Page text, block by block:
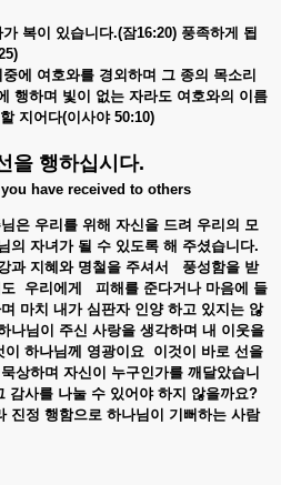
가 복이 있습니다.(잠16:20) 풍족하게 됩
에 여호와를 경외하며 그 종의 목소리
행하며 빛이 없는 자라도 여호와의 이름
지어다(이사야 50:10)
을 행하십시다.
have received to others
은 우리를 위해 자신을 드려 우리의 모
의 자녀가 될 수 있도록 해 주셨습니다.
과 지혜와 명철을 주셔서 풍성함을 받
우리에게 피해를 준다거나 마음에 들
마치 내가 심판자 인양 하고 있지는 않
나님이 주신 사랑을 생각하며 내 이웃을
이 하나님께 영광이요 이것이 바로 선을
묵상하며 자신이 누구인가를 깨달았습니
감사를 나눌 수 있어야 하지 않을까요?
진정 행함으로 하나님이 기뻐하는 사람